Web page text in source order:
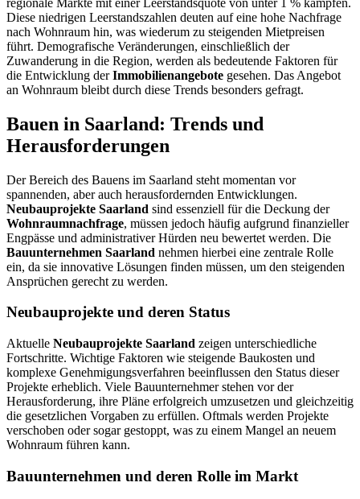
Diese niedrigen Leerstandszahlen deuten auf eine hohe Nachfrage
nach Wohnraum hin, was wiederum zu steigenden Mietpreisen
führt. Demografische Veränderungen, einschließlich der
Zuwanderung in die Region, werden als bedeutende Faktoren für
die Entwicklung derImmobilienangebote gesehen. Das Angebot
an Wohnraum bleibt durch diese Trends besonders gefragt.
Bauen in Saarland: Trends und
Herausforderungen
Der Bereich des Bauens im Saarland steht momentan vor
spannenden, aber auch herausfordernden Entwicklungen.
Neubauprojekte Saarland sind essenziell für die Deckung der
Wohnraumnachfrage, müssen jedoch häufig aufgrund finanzieller
Engpässe und administrativer Hürden neu bewertet werden. Die
Bauunternehmen Saarland nehmen hierbei eine zentrale Rolle
ein, da sie innovative Lösungen finden müssen, um den steigenden
Ansprüchen gerecht zu werden.
Neubauprojekte und deren Status
Aktuelle Neubauprojekte Saarland zeigen unterschiedliche
Fortschritte. Wichtige Faktoren wie steigende Baukosten und
komplexe Genehmigungsverfahren beeinflussen den Status dieser
Projekte erheblich. Viele Bauunternehmer stehen vor der
Herausforderung, ihre Pläne erfolgreich umzusetzen und gleichzeitig
die gesetzlichen Vorgaben zu erfüllen. Oftmals werden Projekte
verschoben oder sogar gestoppt, was zu einem Mangel an neuem
Wohnraum führen kann.
Bauunternehmen und deren Rolle im Markt